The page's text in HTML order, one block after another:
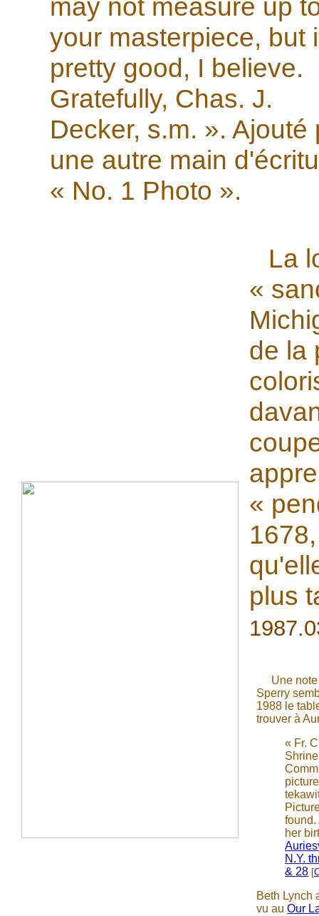
may not measure up
your masterpiece, but
pretty good, I believe.
Gratefully, Chas. J.
Decker, s.m. ». Ajouté
une autre main
« No. 1 Photo ».
La
«
de la
«
plus
Une
Sperry
1988 le
trouver à
« Fr.
found.
her
N.Y.
& 28 [
Beth Lynch
vu au Our